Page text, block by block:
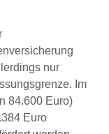
nur
Im
84.600 Euro)
Euro